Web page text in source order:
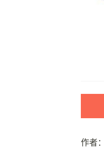
作者：